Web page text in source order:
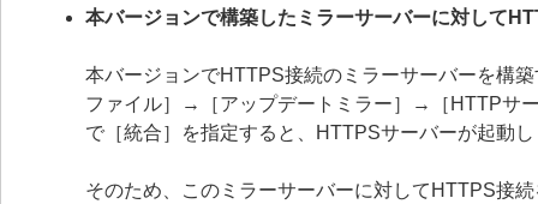
本バージョンで構築したミラーサーバーに対して
本バージョンでHTTPS接続のミラーサーバーを
ファイル］→［アップデートミラー］→［HTTPサ
で［統合］を指定すると、HTTPSサーバーが起動
そのため、このミラーサーバーに対してHTTPS接